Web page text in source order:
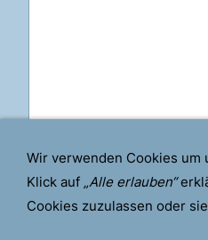
Wir verwenden Cookies um
Klick auf „Alle erlauben“
Cookies zuzulassen oder